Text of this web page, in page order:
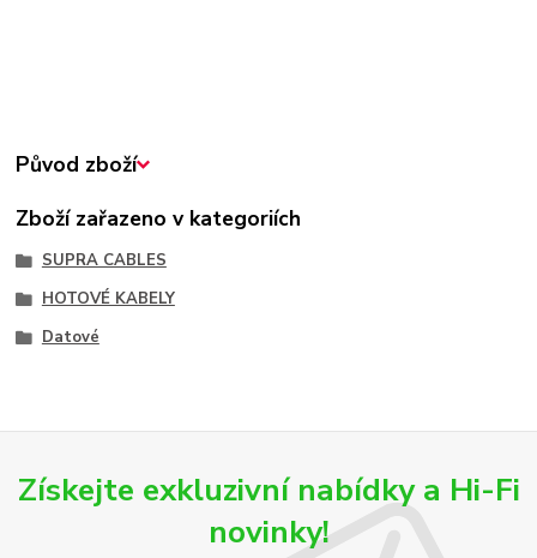
Původ zboží
Zboží zařazeno v kategoriích
SUPRA CABLES
HOTOVÉ KABELY
Datové
Získejte exkluzivní nabídky a Hi-Fi
novinky!